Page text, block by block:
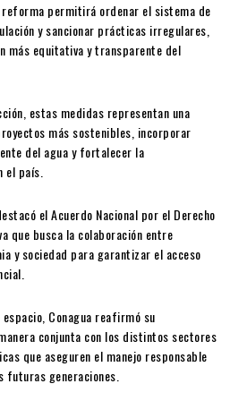
reforma permitirá ordenar el sistema de
y sancionar prácticas irregulares,
más equitativa y transparente del
estas medidas representan una
más sostenibles, incorporar
del agua y fortalecer la
país.
el Acuerdo Nacional por el Derecho
que busca la colaboración entre
y sociedad para garantizar el acceso
Conagua reafirmó su
conjunta con los distintos sectores
que aseguren el manejo responsable
futuras generaciones.